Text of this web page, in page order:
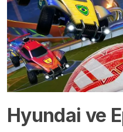
Hyundai ve